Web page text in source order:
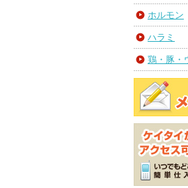
ホルモン
ハラミ
鶏・豚・